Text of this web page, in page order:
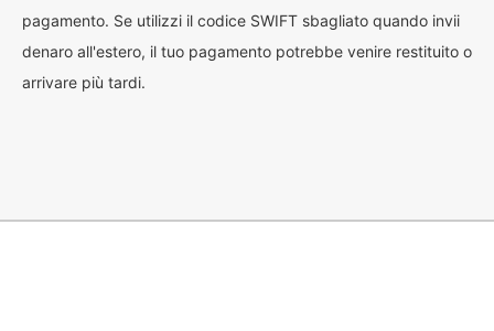
pagamento. Se utilizzi il codice SWIFT sbagliato quando invii
denaro all'estero, il tuo pagamento potrebbe venire restituito o
arrivare più tardi.